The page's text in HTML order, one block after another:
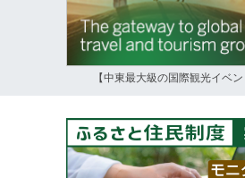
【中東最大級の国際観光イベン